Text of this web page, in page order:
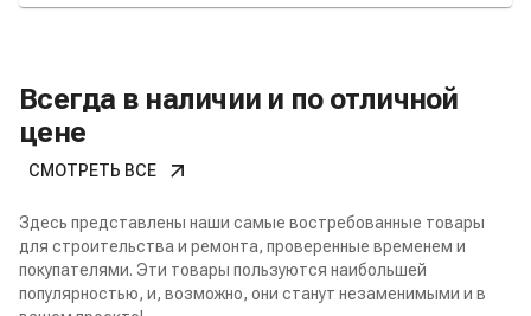
Всегда в наличии и по отличной
цене
СМОТРЕТЬ ВСЕ
Здесь представлены наши самые востребованные товары
для строительства и ремонта, проверенные временем и
покупателями. Эти товары пользуются наибольшей
популярностью, и, возможно, они станут незаменимыми и в